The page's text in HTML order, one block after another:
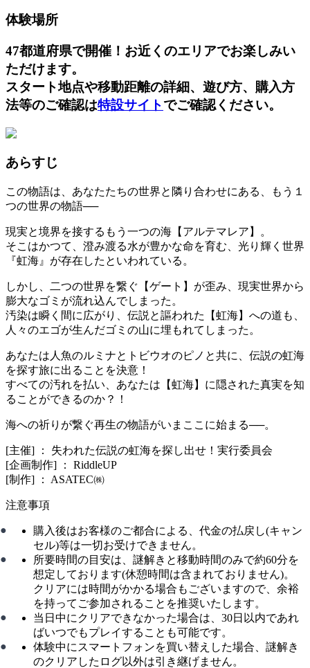
体験場所
47都道府県で開催！お近くのエリアでお楽しみい
ただけます。
スタート地点や移動距離の詳細、遊び方、購入方
法等のご確認は特設サイトでご確認ください。
あらすじ
この物語は、あなたたちの世界と隣り合わせにある、もう１
つの世界の物語──
現実と境界を接するもう一つの海【アルテマレア】。
そこはかつて、澄み渡る水が豊かな命を育む、光り輝く世界
『虹海』が存在したといわれている。
しかし、二つの世界を繋ぐ【ゲート】が歪み、現実世界から
膨大なゴミが流れ込んでしまった。
汚染は瞬く間に広がり、伝説と謳われた【虹海】への道も、
人々のエゴが生んだゴミの山に埋もれてしまった。
あなたは人魚のルミナとトビウオのピノと共に、伝説の虹海
を探す旅に出ることを決意！
すべての汚れを払い、あなたは【虹海】に隠された真実を知
ることができるのか？！
海への祈りが繋ぐ再生の物語がいまここに始まる──。
[主催] ： 失われた伝説の虹海を探し出せ！実行委員会
[企画制作] ： RiddleUP
[制作] ： ASATEC㈱
注意事項
購入後はお客様のご都合による、代金の払戻し(キャン
セル)等は一切お受けできません。
所要時間の目安は、謎解きと移動時間のみで約60分を
想定しております(休憩時間は含まれておりません)。
クリアには時間がかかる場合もございますので、余裕
を持ってご参加されることを推奨いたします。
当日中にクリアできなかった場合は、30日以内であれ
ばいつでもプレイすることも可能です。
体験中にスマートフォンを買い替えした場合、謎解き
のクリアしたログ以外は引き継げません。